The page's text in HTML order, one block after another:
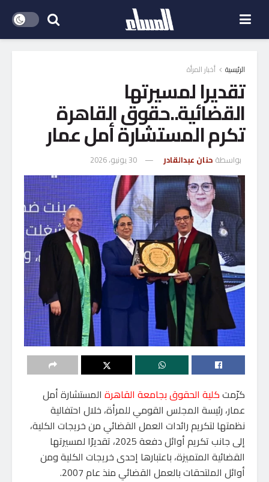
الرئيسية أخبار المرأة
تقديرا لمسيرتها
القضائية..حقوق القاهرة
تكرم المستشارة أمل عمار
بواسطة حنان عبدالقادر 30 يونيو، 2026
كرّمتكلية الحقوق بجامعة القاهرة المستشارة أمل
عمار، رئيسة المجلس القومي للمرأة، خلال احتفالية
نظمتها لتكريم رائدات العمل القضائي من خريجات الكلية،
إلى جانب تكريم أوائل دفعة 2025، تقديرًا لمسيرتها
القضائية المتميزة، باعتبارها إحدى خريجات الكلية ومن
أوائل الملتحقات بالعمل القضائي منذ عام 2007.